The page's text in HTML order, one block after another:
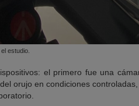
estudio.
el primero fue una
orujo en condiciones